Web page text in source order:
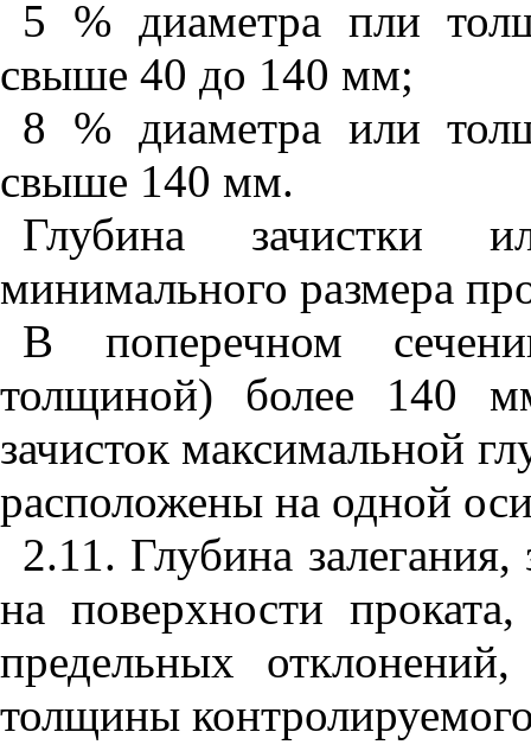
5 % диаметра пли
свыше 40 до 140 мм;
8 % диаметра или
свыше 140 мм.
Глубина зачистки
минимального размера
В поперечном
толщиной) более 140
зачисток максимальной
расположены на одной
2.11. Глубина
на поверхности
предельных
толщины